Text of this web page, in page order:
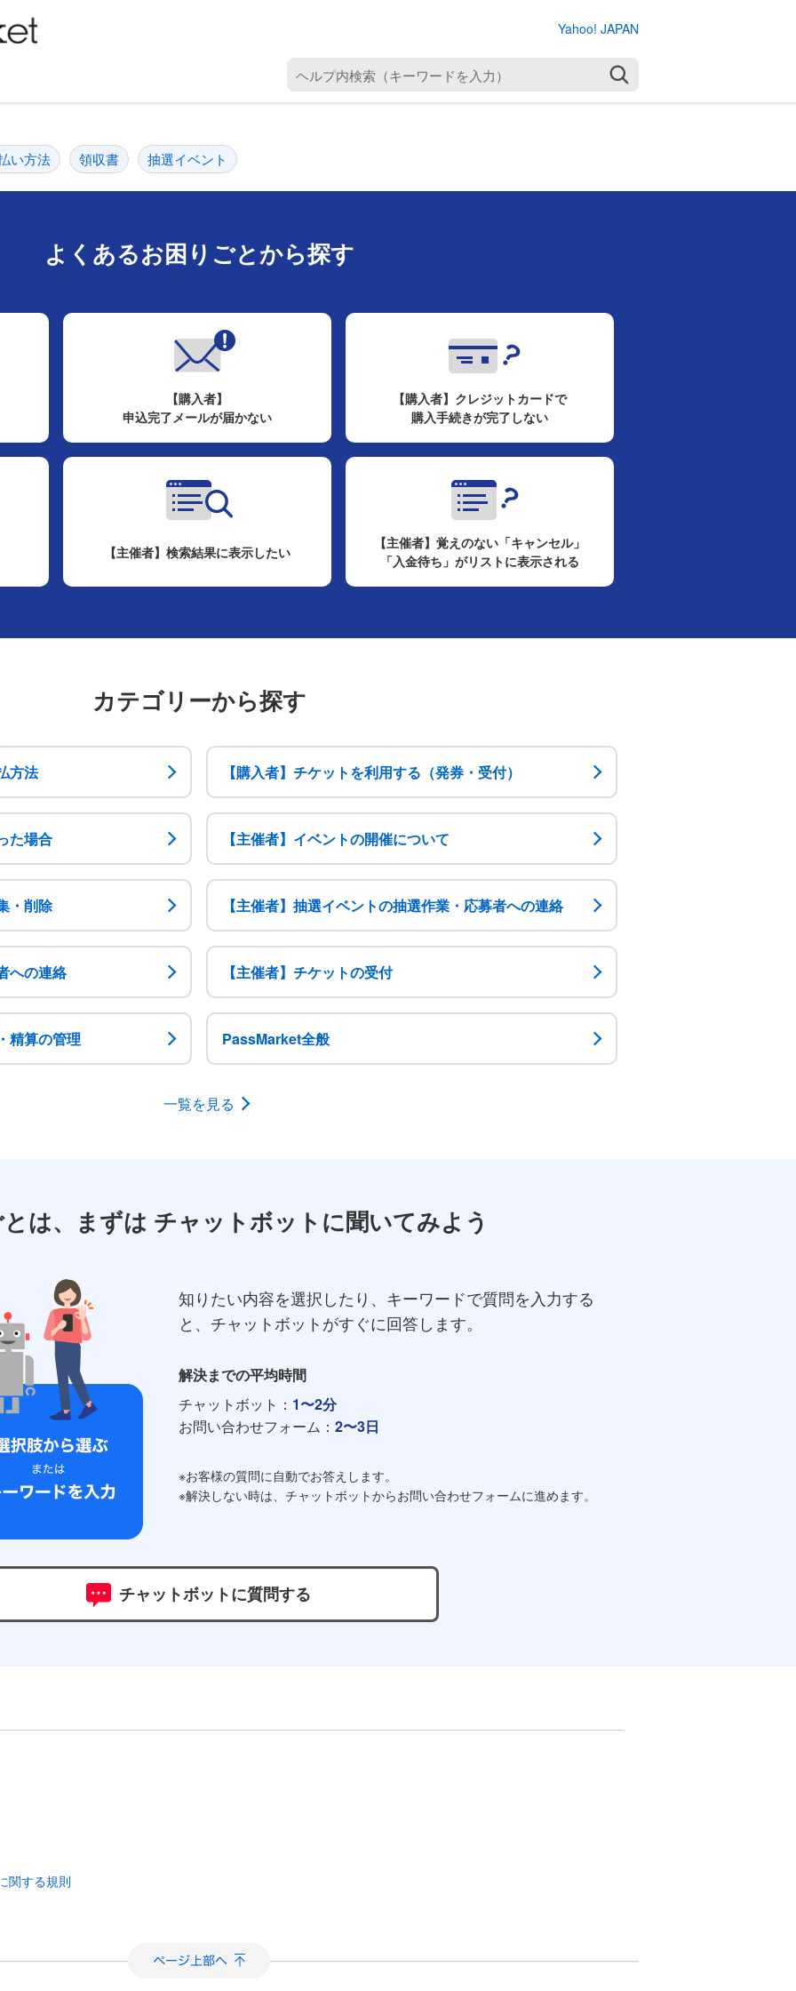
Yahoo! JAPAN
プ
（
ワ
い方法 領収書 抽選イベント
よくあるお困りごとから探す
【購入者】
申込完了メールが届かない
【購入者】クレジットカードで
購入手続きが完了しない
【主催者】検索結果に表示したい
【主催者】覚えのない「キャンセル」
「入金待ち」がリストに表示される
カテゴリーから探す
方法 【購入者】チケットを利用する（発券・受付）
た場合 【主催者】イベントの開催について
・削除 【主催者】抽選イベントの抽選作業・応募者への連絡
への連絡 【主催者】チケットの受付
精算の管理 PassMarket全般
一覧を見る
は、まずは チャットボットに聞いてみよう
知りたい内容を選択したり、キーワードで質問を入力する
と、チャットボットがすぐに回答します。
解決までの平均時間
チャットボット： 1〜2分
お問い合わせフォーム： 2〜3日
※お客様の質問に自動でお答えします。
※解決しない時は、チャットボットからお問い合わせフォームに進めます。
チャットボットに質問する
関する規則